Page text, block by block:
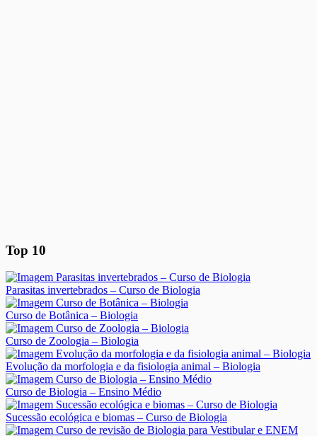
Top 10
Parasitas invertebrados – Curso de Biologia
Curso de Botânica – Biologia
Curso de Zoologia – Biologia
Evolução da morfologia e da fisiologia animal – Biologia
Curso de Biologia – Ensino Médio
Sucessão ecológica e biomas – Curso de Biologia